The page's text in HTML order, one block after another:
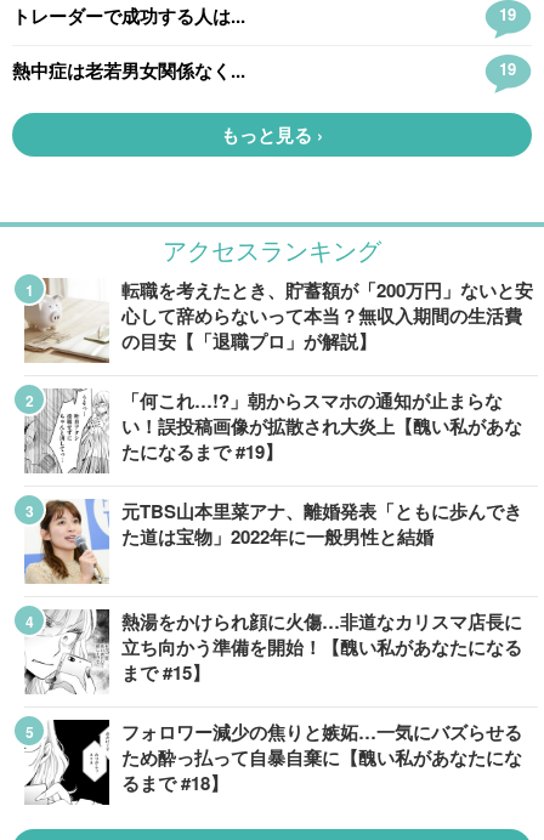
アクセスランキング
転職を考えたとき、貯蓄額が「200万円」ないと安
心して辞めらないって本当？無収入期間の生活費
の目安【「退職プロ」が解説】
「何これ…!?」朝からスマホの通知が止まらな
い！誤投稿画像が拡散され大炎上【醜い私があな
たになるまで #19】
元TBS山本里菜アナ、離婚発表「ともに歩んでき
た道は宝物」2022年に一般男性と結婚
熱湯をかけられ顔に火傷…非道なカリスマ店長に
立ち向かう準備を開始！【醜い私があなたになる
まで #15】
フォロワー減少の焦りと嫉妬…一気にバズらせる
ため酔っ払って自暴自棄に【醜い私があなたにな
るまで #18】